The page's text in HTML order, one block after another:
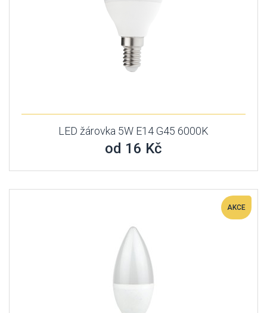
LED žárovka 5W E14 G45 6000K
od 16 Kč
AKCE